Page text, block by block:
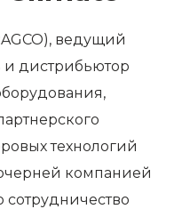
ведущий
дистрибьютор
технологий
компанией
сотрудничество